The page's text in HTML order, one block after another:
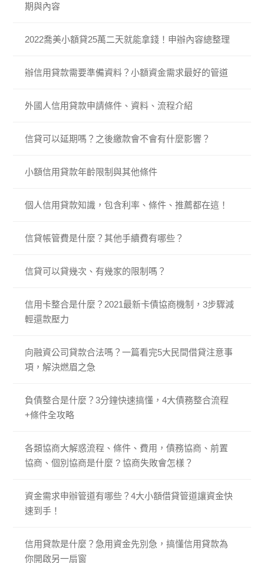
期與內容
2022喬美小額貸25萬二天就能拿錢！申辦內容總整理
辦信用貸款需要準備資料？小額資金需求最好的管道
外國人信用貸款申請條件、資料、流程介紹
信貸可以延期嗎？之後繳款會不會有什麼影響？
小額信用貸款年齡限制與其他條件
個人信用貸款知識，包含利率、條件、推薦都在這！
信貸帳管費是什麼？其他手續費有哪些？
信貸可以貸幾次、有幾家的限制嗎？
信用卡整合是什麼？2021最新卡債協商機制，3步驟減
輕還款壓力
向融資公司貸款合法嗎？一篇看完5大民間借貸注意事
項，解決燃眉之急
負債整合是什麼？3分鐘快速搞懂，4大債務整合流程
+條件全攻略
各類協商大解惑流程、條件、費用，債務協商、前置
協商、個別協商是什麼 ? 協商失敗會怎樣？
資金需求申辦管道有哪些？4大小額借貸管道讓資金快
速到手！
信用貸款是什麼？急用資金先別急，搞懂信用貸款為
你開啟另一扇窗